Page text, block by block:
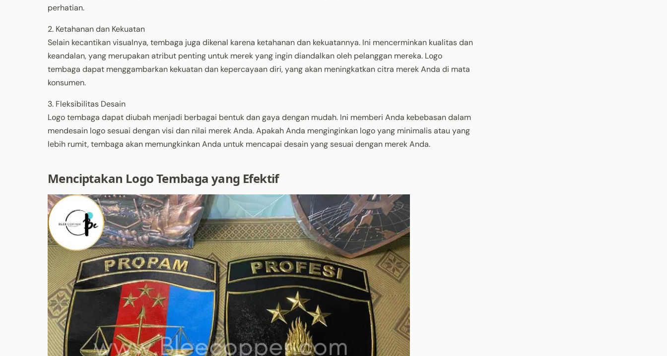
perhatian.
2. Ketahanan dan Kekuatan
Selain kecantikan visualnya, tembaga juga dikenal karena ketahanan dan kekuatannya. Ini mencerminkan kualitas dan
keandalan, yang merupakan atribut penting untuk merek yang ingin diandalkan oleh pelanggan mereka. Logo
tembaga dapat menggambarkan kekuatan dan kepercayaan diri, yang akan meningkatkan citra merek Anda di mata
konsumen.
3. Fleksibilitas Desain
Logo tembaga dapat diubah menjadi berbagai bentuk dan gaya dengan mudah. Ini memberi Anda kebebasan dalam
mendesain logo sesuai dengan visi dan nilai merek Anda. Apakah Anda menginginkan logo yang minimalis atau yang
lebih rumit, tembaga akan memungkinkan Anda untuk mencapai desain yang sesuai dengan merek Anda.
Menciptakan Logo Tembaga yang Efektif